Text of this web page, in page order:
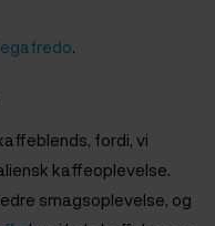
.
fordi, vi
kaffeoplevelse.
smagsoplevelse, og